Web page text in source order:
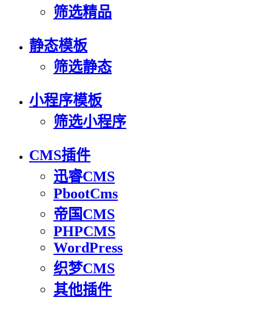
筛选精品
静态模板
筛选静态
小程序模板
筛选小程序
CMS插件
迅睿CMS
PbootCms
帝国CMS
PHPCMS
WordPress
织梦CMS
其他插件